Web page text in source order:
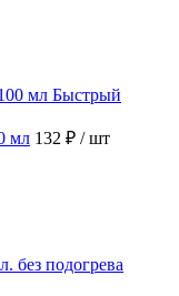
Быстрый
мл 132 ₽ / шт